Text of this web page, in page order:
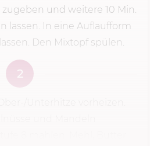
und weitere 10 Min.
lassen. In eine Auflaufform
Den Mixtopf spülen.
2